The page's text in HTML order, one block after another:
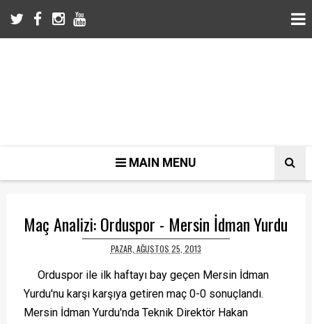
MAIN MENU
Maç Analizi: Orduspor - Mersin İdman Yurdu
PAZAR, AĞUSTOS 25, 2013
Orduspor ile ilk haftayı bay geçen Mersin İdman
Yurdu'nu karşı karşıya getiren maç 0-0 sonuçlandı.
Mersin İdman Yurdu'nda Teknik Direktör Hakan